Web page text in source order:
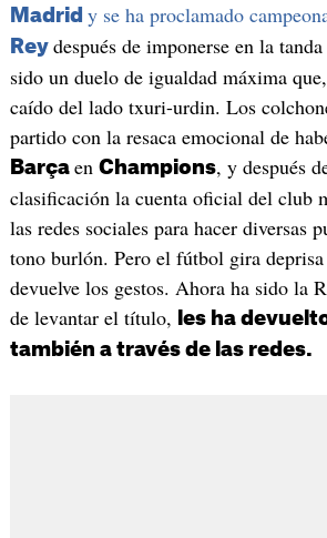
Madrid y se ha proclamado
Rey después de imponerse en la
sido un duelo de igualdad máxima
caído del lado txuri-urdin. Los
partido con la resaca emocional de
Barça en Champions, y después
clasificación la cuenta oficial del club
las redes sociales para hacer diversas
tono burlón. Pero el fútbol gira
devuelve los gestos. Ahora ha sido la
de levantar el título,
les ha
también a través de las redes.